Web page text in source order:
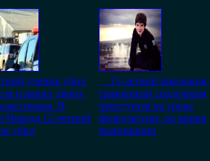
ученик убил
и ранил двоих
В
Невада 12-летний
убил
15-летний школьник,
сраженный сердечным
приступом на уроке
физкультуры, во время
реанимации